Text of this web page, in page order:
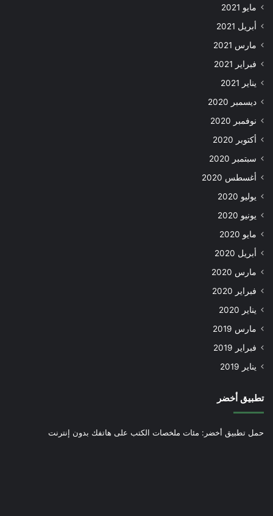
مايو 2021
أبريل 2021
مارس 2021
فبراير 2021
يناير 2021
ديسمبر 2020
نوفمبر 2020
أكتوبر 2020
سبتمبر 2020
أغسطس 2020
يوليو 2020
يونيو 2020
مايو 2020
أبريل 2020
مارس 2020
فبراير 2020
يناير 2020
مارس 2019
فبراير 2019
يناير 2019
تطبيق أخضر
حمل تطبيق أخضر: مئات ملخصات الكتب على هاتفك بدون إنترنت